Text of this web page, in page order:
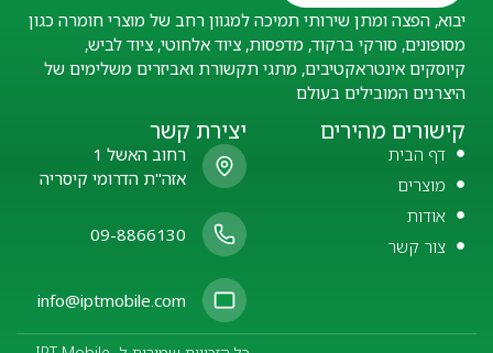
יבוא, הפצה ומתן שירותי תמיכה למגוון רחב של מוצרי חומרה כגון
מסופונים, סורקי ברקוד, מדפסות, ציוד אלחוטי, ציוד לביש,
קיוסקים אינטראקטיבים, מתגי תקשורת ואביזרים משלימים של
היצרנים המובילים בעולם
קישורים מהירים
דף הבית
מוצרים
אודות
צור קשר
יצירת קשר
רחוב האשל 1
אזה"ת הדרומי קיסריה
09-8866130
info@iptmobile.com